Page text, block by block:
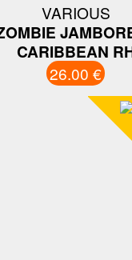
VARIOUS
CARIBBEAN
26.00 €